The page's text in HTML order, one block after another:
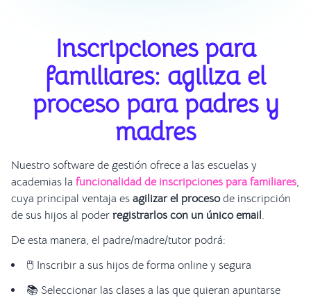
Inscripciones para
familiares: agiliza el
proceso para padres y
madres
Nuestro software de gestión ofrece a las escuelas y
academias la funcionalidad de inscripciones para familiares,
cuya principal ventaja es agilizar el procesode inscripción
de sus hijos al poder registrarlos con un único email.
De esta manera, el padre/madre/tutor podrá:
🖱️ Inscribir a sus hijos de forma online y segura
📚 Seleccionar las clases a las que quieran apuntarse